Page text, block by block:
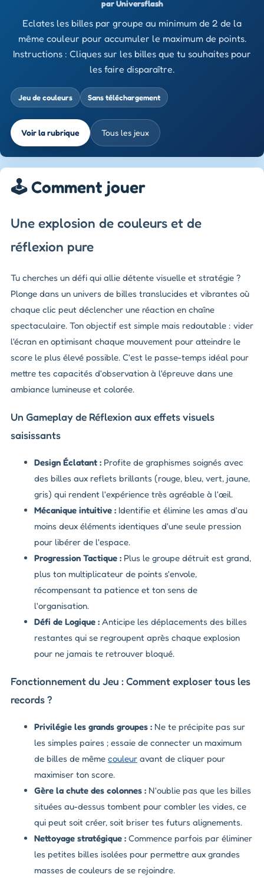
par Universflash
Eclates les billes par groupe au minimum de 2 de la
même couleur pour accumuler le maximum de points.
Instructions : Cliques sur les billes que tu souhaites pour
les faire disparaître.
Jeu de couleurs Sans téléchargement
Voir la rubrique Tous les jeux
🕹️ Comment jouer
Une explosion de couleurs et de
réflexion pure
Tu cherches un défi qui allie détente visuelle et stratégie ?
Plonge dans un univers de billes translucides et vibrantes où
chaque clic peut déclencher une réaction en chaîne
spectaculaire. Ton objectif est simple mais redoutable : vider
l'écran en optimisant chaque mouvement pour atteindre le
score le plus élevé possible. C'est le passe-temps idéal pour
mettre tes capacités d'observation à l'épreuve dans une
ambiance lumineuse et colorée.
Un Gameplay de Réflexion aux effets visuels
saisissants
Design Éclatant : Profite de graphismes soignés avec
des billes aux reflets brillants (rouge, bleu, vert, jaune,
gris) qui rendent l'expérience très agréable à l'œil.
Mécanique intuitive : Identifie et élimine les amas d'au
moins deux éléments identiques d'une seule pression
pour libérer de l'espace.
Progression Tactique : Plus le groupe détruit est grand,
plus ton multiplicateur de points s'envole,
récompensant ta patience et ton sens de
l'organisation.
Défi de Logique : Anticipe les déplacements des billes
restantes qui se regroupent après chaque explosion
pour ne jamais te retrouver bloqué.
Fonctionnement du Jeu : Comment exploser tous les
records ?
Privilégie les grands groupes : Ne te précipite pas sur
les simples paires ; essaie de connecter un maximum
de billes de même couleur avant de cliquer pour
maximiser ton score.
Gère la chute des colonnes : N'oublie pas que les billes
situées au-dessus tombent pour combler les vides, ce
qui peut soit créer, soit briser tes futurs alignements.
Nettoyage stratégique : Commence parfois par éliminer
les petites billes isolées pour permettre aux grandes
masses de couleurs de se rejoindre.